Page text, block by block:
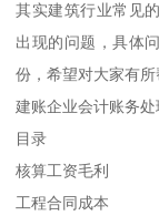
其实建筑行业常见
出现的问题，具体
份，希望对大家有所
建账企业会计账务处
目录
核算工资毛利
工程合同成本